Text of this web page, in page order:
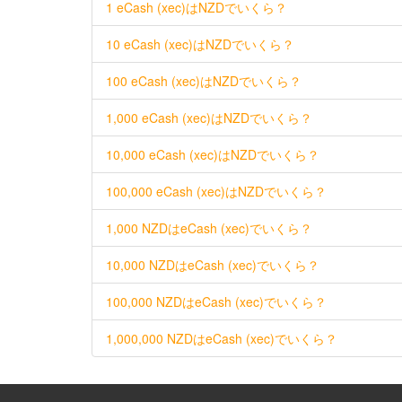
1 eCash (xec)はNZDでいくら？
10 eCash (xec)はNZDでいくら？
100 eCash (xec)はNZDでいくら？
1,000 eCash (xec)はNZDでいくら？
10,000 eCash (xec)はNZDでいくら？
100,000 eCash (xec)はNZDでいくら？
1,000 NZDはeCash (xec)でいくら？
10,000 NZDはeCash (xec)でいくら？
100,000 NZDはeCash (xec)でいくら？
1,000,000 NZDはeCash (xec)でいくら？